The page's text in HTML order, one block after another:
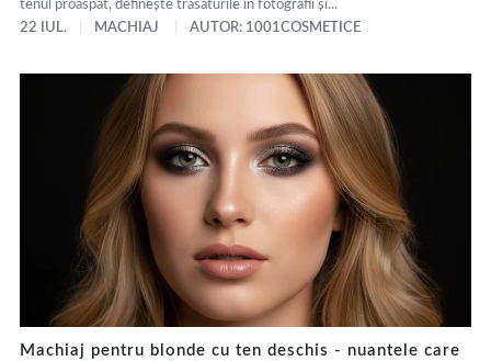
tenul proaspăt, definește trăsăturile în fotografii și...
22 IUL.
MACHIAJ AUTOR: 1001COSMETICE
Machiaj pentru blonde cu ten deschis - nuantele care